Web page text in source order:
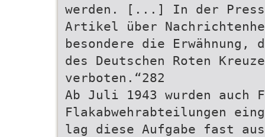
werden. [...] In der
Artikel über
besondere die
des Deutschen Roten
verboten.“282
Ab Juli 1943 wurden auch
Flakabwehrabteilungen
lag diese Aufgabe fast